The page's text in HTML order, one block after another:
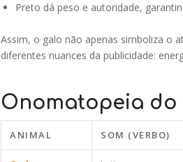
Preto dá peso e autoridade,
Assim, o galo não apenas simboliza o
diferentes nuances da publicidade:
Onomatopeia do
ANIMAL SOM (VERBO)